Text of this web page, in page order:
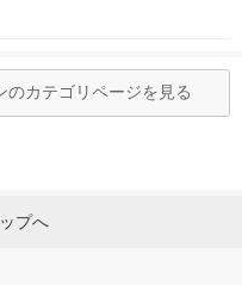
のカテゴリページを見る
プへ